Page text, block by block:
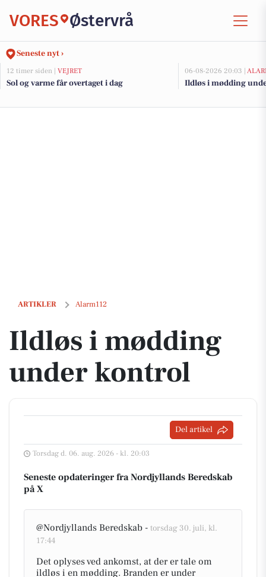
VORES Østervrå
Seneste nyt ›
12 timer siden | VEJRET
Sol og varme får overtaget i dag
06-08-2026 20:03 |
Ildløs i mødding
ARTIKLER Alarm112
Ildløs i mødding under kontrol
Ildløs i mødding
under kontrol
Del artikel
Torsdag d. 06. aug. 2026 - kl. 20:03
Seneste opdateringer fra Nordjyllands Beredskab
på X
@Nordjyllands Beredskab - torsdag 30. juli, kl.
17:44
Det oplyses ved ankomst, at der er tale om
ildløs i en mødding. Branden er under